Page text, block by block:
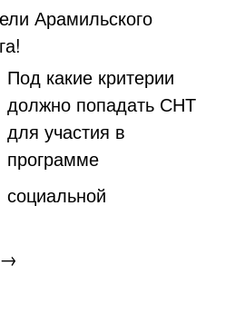
Арамильского
Под какие критерии
должно попадать СНТ
для участия в
программе
социальной
→